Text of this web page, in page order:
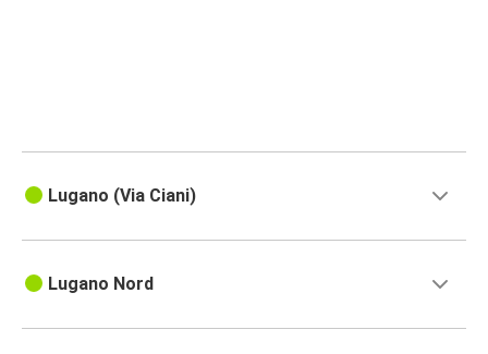
Lugano (Via Ciani)
Lugano Nord